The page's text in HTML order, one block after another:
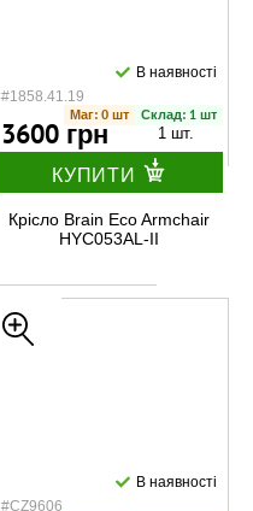
#1858.41.19
В наявності
Маг: 0 шт Склад: 1 шт
3600 грн 1 шт.
КУПИТИ
Крісло Brain Eco Armchair
HYC053AL-II
#CZ9606
В наявності